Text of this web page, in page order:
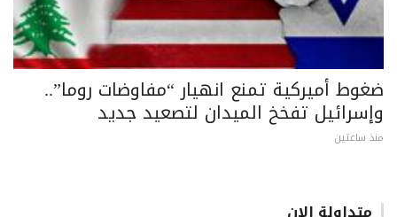
ضغوط أميركية تمنع انهيار “مفاوضات روما”..
وإسرائيل تفخخ الميدان لتصعيد جديد
منذ ساعتين